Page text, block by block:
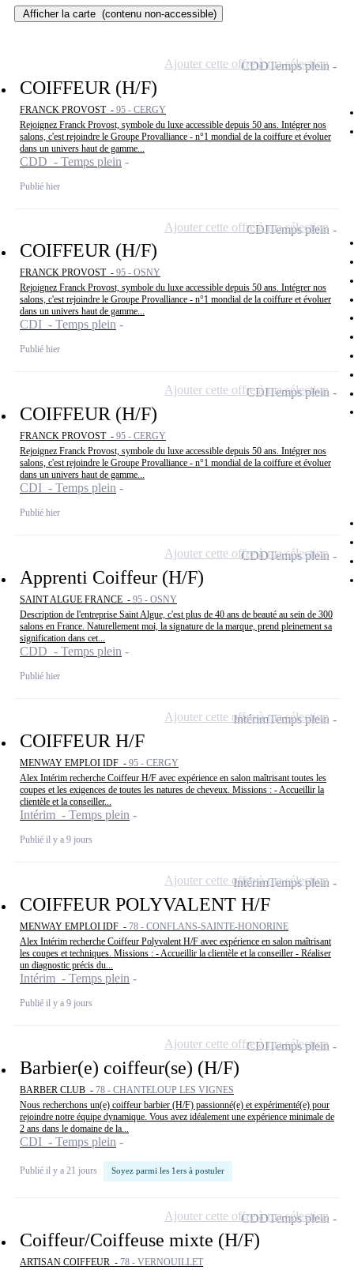
Afficher la carte (contenu non-accessible)
COIFFEUR (H/F)
FRANCK PROVOST - 95 - CERGY
Rejoignez Franck Provost, symbole du luxe accessible depuis 50 ans. Intégrer nos
salons, c'est rejoindre le Groupe Provalliance - n°1 mondial de la coiffure et évoluer
dans un univers haut de gamme...
CDD - Temps plein
Publié hier
CDDTemps plein
Ajouter cette offre à ma sélection
COIFFEUR (H/F)
FRANCK PROVOST - 95 - OSNY
Rejoignez Franck Provost, symbole du luxe accessible depuis 50 ans. Intégrer nos
salons, c'est rejoindre le Groupe Provalliance - n°1 mondial de la coiffure et évoluer
dans un univers haut de gamme...
CDI - Temps plein
Publié hier
CDITemps plein
Ajouter cette offre à ma sélection
COIFFEUR (H/F)
FRANCK PROVOST - 95 - CERGY
Rejoignez Franck Provost, symbole du luxe accessible depuis 50 ans. Intégrer nos
salons, c'est rejoindre le Groupe Provalliance - n°1 mondial de la coiffure et évoluer
dans un univers haut de gamme...
CDI - Temps plein
Publié hier
CDITemps plein
Ajouter cette offre à ma sélection
Apprenti Coiffeur (H/F)
SAINT ALGUE FRANCE - 95 - OSNY
Description de l'entreprise Saint Algue, c'est plus de 40 ans de beauté au sein de 300
salons en France. Naturellement moi, la signature de la marque, prend pleinement sa
signification dans cet...
CDD - Temps plein
Publié hier
CDDTemps plein
Ajouter cette offre à ma sélection
COIFFEUR H/F
MENWAY EMPLOI IDF - 95 - CERGY
Alex Intérim recherche Coiffeur H/F avec expérience en salon maîtrisant toutes les
coupes et les exigences de toutes les natures de cheveux. Missions : - Accueillir la
clientèle et la conseiller...
Intérim - Temps plein
Publié il y a 9 jours
IntérimTemps plein
Ajouter cette offre à ma sélection
COIFFEUR POLYVALENT H/F
MENWAY EMPLOI IDF - 78 - CONFLANS-SAINTE-HONORINE
Alex Intérim recherche Coiffeur Polyvalent H/F avec expérience en salon maîtrisant
les coupes et techniques. Missions : - Accueillir la clientèle et la conseiller - Réaliser
un diagnostic précis du...
Intérim - Temps plein
Publié il y a 9 jours
IntérimTemps plein
Ajouter cette offre à ma sélection
Barbier(e) coiffeur(se) (H/F)
BARBER CLUB - 78 - CHANTELOUP LES VIGNES
Nous recherchons un(e) coiffeur barbier (H/F) passionné(e) et expérimenté(e) pour
rejoindre notre équipe dynamique. Vous avez idéalement une expérience minimale de
2 ans dans le domaine de la...
CDI - Temps plein
Publié il y a 21 jours Soyez parmi les 1ers à postuler
CDITemps plein
Ajouter cette offre à ma sélection
Coiffeur/Coiffeuse mixte (H/F)
ARTISAN COIFFEUR - 78 - VERNOUILLET
CDDTemps plein
Ajouter cette offre à ma sélection